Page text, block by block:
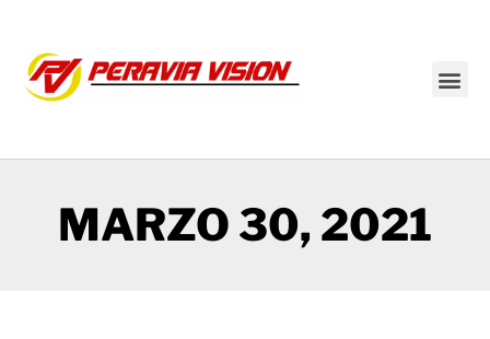
MARZO 30, 2021